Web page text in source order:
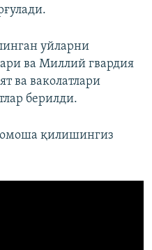
уйларни
ва Миллий гвардия
ва ваколатлари
берилди.
қилишингиз